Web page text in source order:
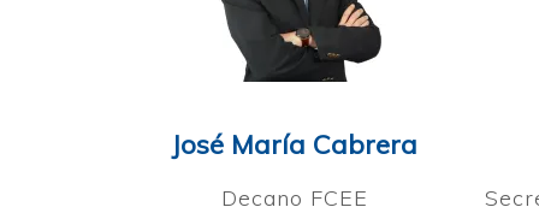
José María Cabrera
Decano FCEE